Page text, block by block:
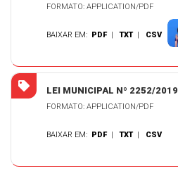
FORMATO: APPLICATION/PDF
BAIXAR EM: PDF |TXT | CSV
LEI MUNICIPAL Nº 2252/2019
FORMATO: APPLICATION/PDF
BAIXAR EM: PDF |TXT | CSV